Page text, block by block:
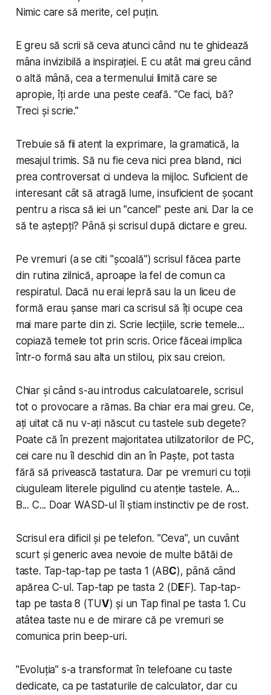
Nimic care să merite, cel puțin.
E greu să scrii să ceva atunci când nu te ghidează
mâna invizibilă a inspirației. E cu atât mai greu când
o altă mână, cea a termenului limită care se
apropie, îți arde una peste ceafă. "Ce faci, bă?
Treci și scrie."
Trebuie să fii atent la exprimare, la gramatică, la
mesajul trimis. Să nu fie ceva nici prea bland, nici
prea controversat ci undeva la mijloc. Suficient de
interesant cât să atragă lume, insuficient de șocant
pentru a risca să iei un "cancel" peste ani. Dar la ce
să te aștepți? Până și scrisul după dictare e greu.
Pe vremuri (a se citi "școală") scrisul făcea parte
din rutina zilnică, aproape la fel de comun ca
respiratul. Dacă nu erai lepră sau la un liceu de
formă erau șanse mari ca scrisul să îți ocupe cea
mai mare parte din zi. Scrie lecțiile, scrie temele...
copiază temele tot prin scris. Orice făceai implica
într-o formă sau alta un stilou, pix sau creion.
Chiar și când s-au introdus calculatoarele, scrisul
tot o provocare a rămas. Ba chiar era mai greu. Ce,
ați uitat că nu v-ați născut cu tastele sub degete?
Poate că în prezent majoritatea utilizatorilor de PC,
cei care nu îl deschid din an în Paște, pot tasta
fără să privească tastatura. Dar pe vremuri cu toții
ciuguleam literele pigulind cu atenție tastele. A...
B... C... Doar WASD-ul îl știam instinctiv pe de rost.
Scrisul era dificil și pe telefon. "Ceva", un cuvânt
scurt și generic avea nevoie de multe bătăi de
taste. Tap-tap-tap pe tasta 1 (ABC), până când
apărea C-ul. Tap-tap pe tasta 2 (DEF). Tap-tap-
tap pe tasta 8 (TUV) și un Tap final pe tasta 1. Cu
atâtea taste nu e de mirare că pe vremuri se
comunica prin beep-uri.
"Evoluția" s-a transformat în telefoane cu taste
dedicate, ca pe tastaturile de calculator, dar cu